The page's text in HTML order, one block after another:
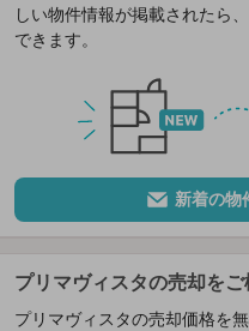
しい物件情報が掲載されたら
できます。
新着の物
プリマヴィスタの売却を
プリマヴィスタの売却価格を